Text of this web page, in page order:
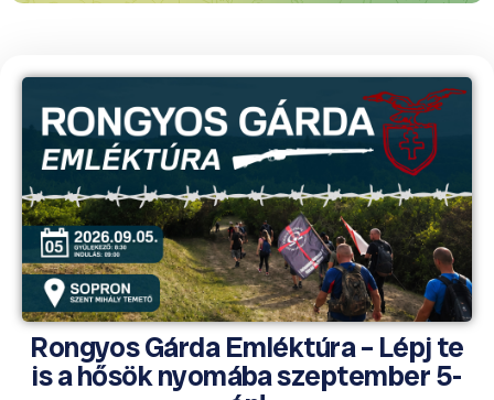
Rongyos Gárda Emléktúra – Lépj te
is a hősök nyomába szeptember 5-